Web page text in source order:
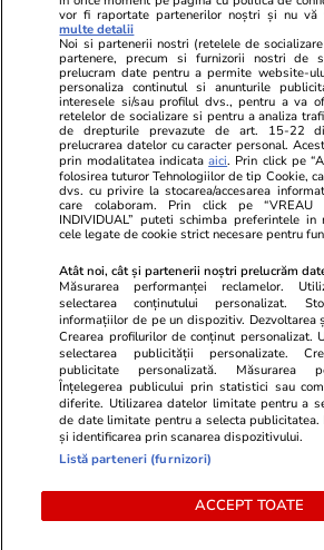
Viva.ro
Ce s-a aflat despre prima soție a lui
Manda i-a suprins pe toți! Dar mai ales
făcut de Olguța pentru mama copilului
soțului e chiar cir...
© 2026 Ringier Romania. Toate
Actualizare preferințe
vor fi raportate partenerilor noștri și nu vă
multe detalii
Noi si partenerii nostri (retelele de
partenere, precum si furnizorii nostri de
prelucram date pentru a permite website-
personaliza continutul si anunturile
interesele si/sau profilul dvs., pentru a va
retelelor de socializare si pentru a analiza
de drepturile prevazute de art. 15-22
prelucrarea datelor cu caracter personal.
prin modalitatea indicataaici. Prin click pe
folosirea tuturor Tehnologiilor de tip Cookie,
dvs. cu privire la stocarea/accesarea
care colaboram. Prin click pe “VREAU
INDIVIDUAL” puteti schimba preferintele
cele legate de cookie strict necesare pentru
Atât noi, cât și partenerii noștri prelucrăm
Măsurarea performanței reclamelor.
selectarea conținutului personalizat.
informațiilor de pe un dispozitiv. Dezvoltarea
Crearea profilurilor de conținut personalizat.
selectarea publicității personalizate.
publicitate personalizată. Măsurarea
Înțelegerea publicului prin statistici sau
diferite. Utilizarea datelor limitate pentru a
de date limitate pentru a selecta publicitatea.
și identificarea prin scanarea dispozitivului.
Listă parteneri (furnizori)
ACCEPT TOATE